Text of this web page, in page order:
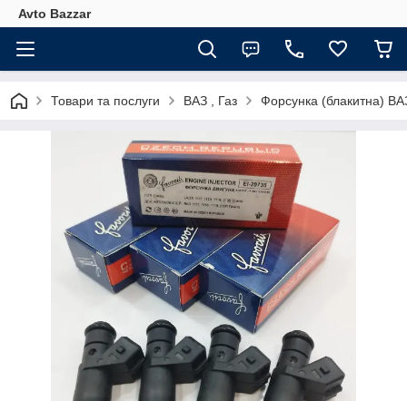
Avto Bazzar
Товари та послуги ВАЗ , Газ Форсунка (блакитна)